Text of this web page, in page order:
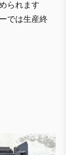
られます
では生産終